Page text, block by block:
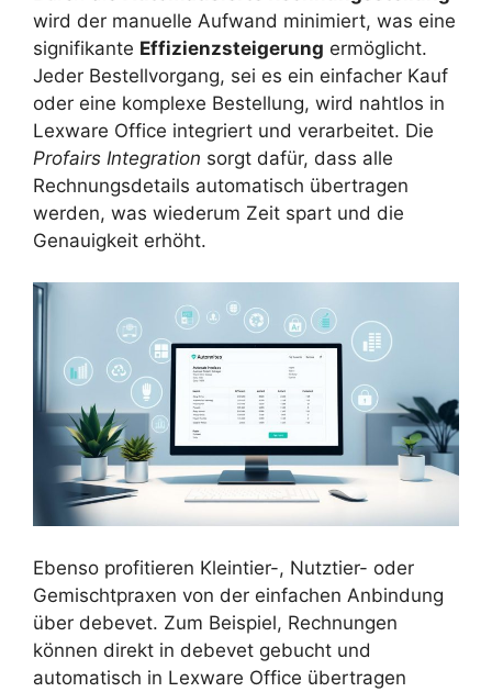
wird der manuelle Aufwand minimiert, was eine
signifikante Effizienzsteigerung ermöglicht.
Jeder Bestellvorgang, sei es ein einfacher Kauf
oder eine komplexe Bestellung, wird nahtlos in
Lexware Office integriert und verarbeitet. Die
Profairs Integration sorgt dafür, dass alle
Rechnungsdetails automatisch übertragen
werden, was wiederum Zeit spart und die
Genauigkeit erhöht.
Ebenso profitieren Kleintier-, Nutztier- oder
Gemischtpraxen von der einfachen Anbindung
über debevet. Zum Beispiel, Rechnungen
können direkt in debevet gebucht und
automatisch in Lexware Office übertragen